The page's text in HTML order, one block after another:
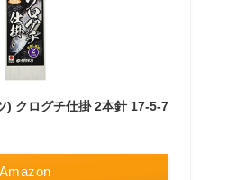
) クログチ仕掛 2本針 17-5-7
Amazon